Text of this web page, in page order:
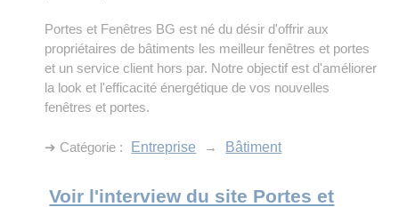
Portes et Fenêtres BG est né du désir d'offrir aux
propriétaires de bâtiments les meilleur fenêtres et portes
et un service client hors par. Notre objectif est d'améliorer
la look et l'efficacité énergétique de vos nouvelles
fenêtres et portes.
➔ Catégorie : Entreprise → Bâtiment
Voir l'interview du site Portes et